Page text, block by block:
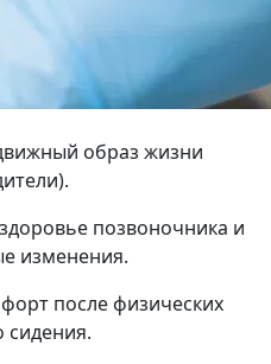
образ жизни
позвоночника и
изменения.
после физических
сидения.